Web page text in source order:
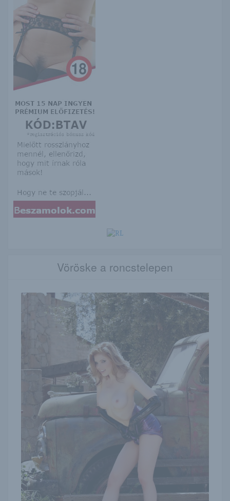
Vöröske a roncstelepen